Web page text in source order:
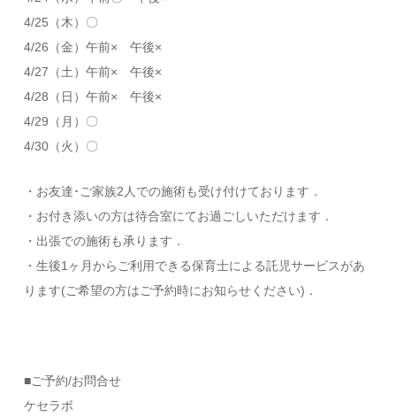
4/25（木）〇
4/26（金）午前× 午後×
4/27（土）午前× 午後×
4/28（日）午前× 午後×
4/29（月）〇
4/30（火）〇
・お友達･ご家族2人での施術も受け付けております．
・お付き添いの方は待合室にてお過ごしいただけます．
・出張での施術も承ります．
・生後1ヶ月からご利用できる保育士による託児サービスがあ
ります(ご希望の方はご予約時にお知らせください)．
■ご予約/お問合せ
ケセラボ